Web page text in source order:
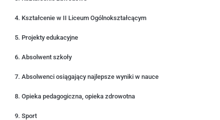
4. Kształcenie w II Liceum Ogólnokształcącym
5. Projekty edukacyjne
6. Absolwent szkoły
7. Absolwenci osiągający najlepsze wyniki w nauce
8. Opieka pedagogiczna, opieka zdrowotna
9. Sport